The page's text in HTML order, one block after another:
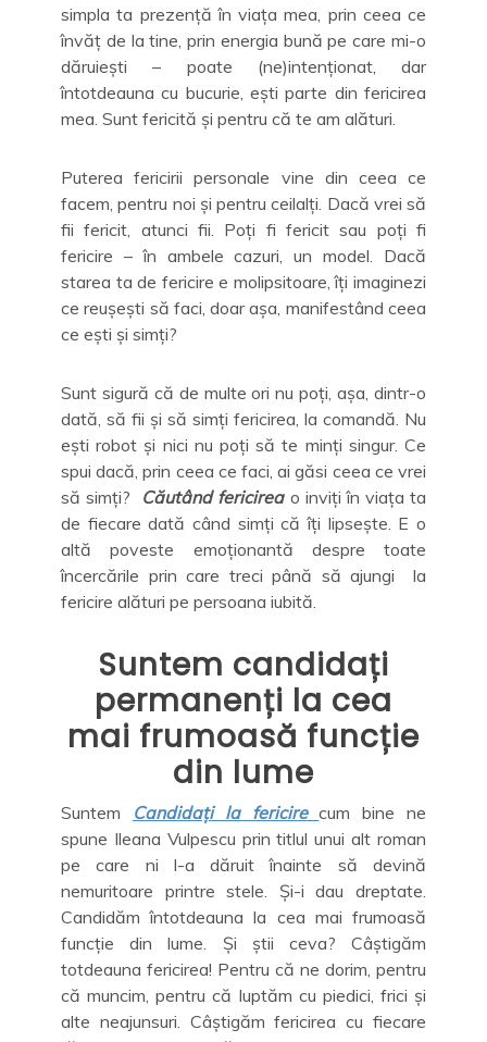
simpla ta prezență în viața mea, prin ceea ce
învăț de la tine, prin energia bună pe care mi-o
dăruiești – poate (ne)intenționat, dar
întotdeauna cu bucurie, ești parte din fericirea
mea. Sunt fericită și pentru că te am alături.
Puterea fericirii personale vine din ceea ce
facem, pentru noi și pentru ceilalți. Dacă vrei să
fii fericit, atunci fii. Poți fi fericit sau poți fi
fericire – în ambele cazuri, un model. Dacă
starea ta de fericire e molipsitoare, îți imaginezi
ce reușești să faci, doar așa, manifestând ceea
ce ești și simți?
Sunt sigură că de multe ori nu poți, așa, dintr-o
dată, să fii și să simți fericirea, la comandă. Nu
ești robot și nici nu poți să te minți singur. Ce
spui dacă, prin ceea ce faci, ai găsi ceea ce vrei
să simți? Căutând fericireao inviți în viața ta
de fiecare dată când simți că îți lipsește. E o
altă poveste emoționantă despre toate
încercările prin care treci până să ajungi la
fericire alături pe persoana iubită.
Suntem candidați
permanenți la cea
mai frumoasă funcție
din lume
Suntem Candidați la fericire cum bine ne
spune Ileana Vulpescu prin titlul unui alt roman
pe care ni l-a dăruit înainte să devină
nemuritoare printre stele. Și-i dau dreptate.
Candidăm întotdeauna la cea mai frumoasă
funcție din lume. Și știi ceva? Câștigăm
totdeauna fericirea! Pentru că ne dorim, pentru
că muncim, pentru că luptăm cu piedici, frici și
alte neajunsuri. Câștigăm fericirea cu fiecare